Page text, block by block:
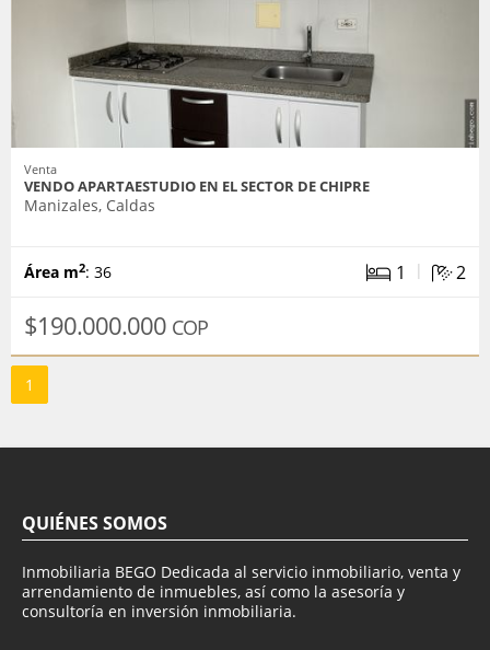
Venta
VENDO APARTAESTUDIO EN EL SECTOR DE CHIPRE
Manizales, Caldas
Área m2: 36 1 | 2
$190.000.000 COP
1
QUIÉNES SOMOS
Inmobiliaria BEGO Dedicada al servicio inmobiliario, venta y
arrendamiento de inmuebles, así como la asesoría y
consultoría en inversión inmobiliaria.